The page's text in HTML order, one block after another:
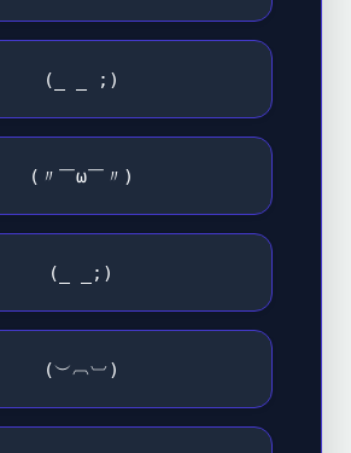
(_ _ ;)
(〃￣ω￣〃)
(_ _;)
(︶︹︺)